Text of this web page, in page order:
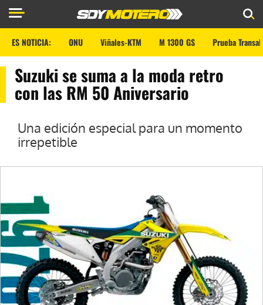
ES NOTICIA: ONU Viñales-KTM M 1300 GS Prueba
Suzuki se suma a la moda retro
con las RM 50 Aniversario
Una edición especial para un momento
irrepetible